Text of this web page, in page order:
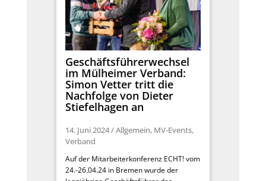
Geschäftsführerwechsel
im Mülheimer Verband:
Simon Vetter tritt die
Nachfolge von Dieter
Stiefelhagen an
14. Juni 2024/Allgemein, MV-Events,
Verband
Auf der Mitarbeiterkonferenz ECHT! vom
24.-26.04.24 in Bremen wurde der